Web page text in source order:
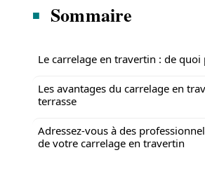
Sommaire
Le carrelage en travertin : de quoi
Les avantages du carrelage en
terrasse
Adressez-vous à des
de votre carrelage en travertin